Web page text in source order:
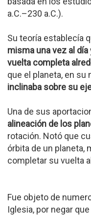
a.C.–230 a.C.).
Su teoría establecía
misma una vez al día
vuelta completa
que el planeta, en
inclinaba sobre su
Una de sus
alineación de los
rotación. Notó que
órbita de un planeta,
completar su vuelta
Fue objeto de
Iglesia, por negar